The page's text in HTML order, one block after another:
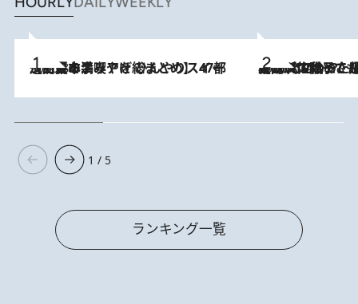
2026.8.5
【西日本エリアを総まとめ】 47都道府県の手みやげ ひんやりスイーツで夏を満喫 2026.8.5
【阿川佐和子さんの年とる力】なぜ70代で始めた趣味は“こんなに楽しい”のか？ ピアノ、俳句…スランプに陥っても続けられる“ある秘訣”とは
1 / 5
ランキング一覧